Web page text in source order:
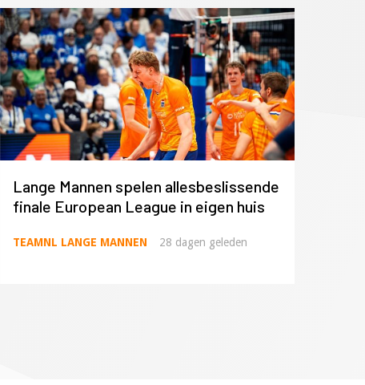
Lange Mannen spelen allesbeslissende
finale European League in eigen huis
TEAMNL LANGE MANNEN 28 dagen geleden